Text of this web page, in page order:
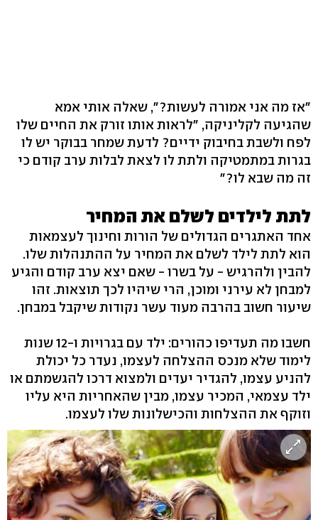
"אז מה אני אמורה לעשות?", שאלה אותי אמא
שהגיעה לקליניקה, "לראות אותו זורק את החיים שלו
לפח ולשבת בחיבוק ידיים? לדעת שמחר בבוקר יש לו
בגרות במתמטיקה ולתת לו לצאת לבלות ערב קודם כי
זה מה שבא לו?"
לתת לילדים לשלם את המחיר
אחד האתגרים הגדולים של הורות וחינוך לעצמאות
הוא לתת לילד לשלם את המחיר על ההתנהלות שלו.
להבין ולהרגיש - על בשרו - שאם יצא ערב קודם והגיע
למבחן לא עירני ומוכן, הרי שיהיו לכך תוצאות. זהו
שיעור חשוב בהרבה מעוד עשר נקודות שיקבל במבחן.
חשבו מה תעדיפו כהורים: ילד עם בגרויות ו-12 שנות
לימוד שלא מנכס ההצלחה לעצמו, נעדר כל יכולת
להניע עצמו, להגדיר יעדים ולמצוא דרכו להגשמתם או
ילד עצמאי, המכיר עצמו, מבין שהאחריות היא עליו
וזוקף את ההצלחות והכישלונות שלו לעצמו.